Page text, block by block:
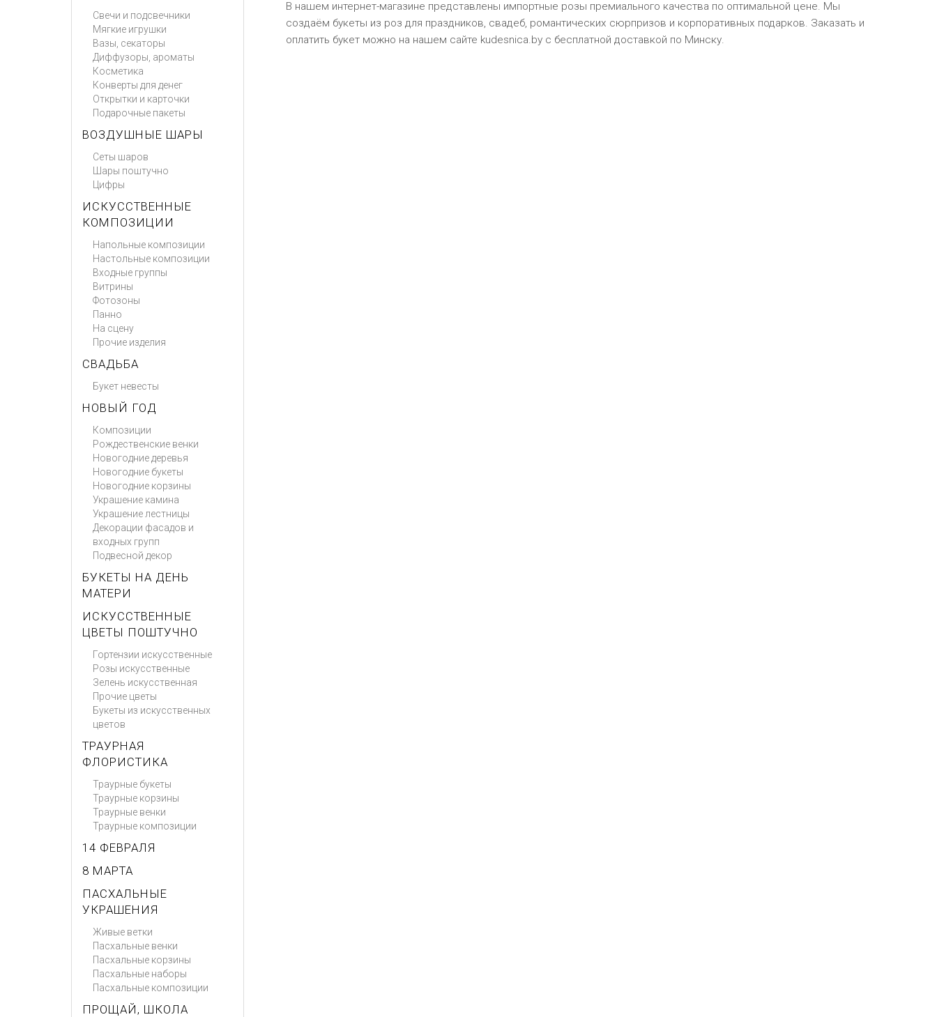
Свечи и подсвечники
Мягкие игрушки
Вазы, секаторы
Диффузоры, ароматы
Косметика
Конверты для денег
Открытки и карточки
Подарочные пакеты
ВОЗДУШНЫЕ ШАРЫ
Сеты шаров
Шары поштучно
Цифры
ИСКУССТВЕННЫЕ
КОМПОЗИЦИИ
Напольные композиции
Настольные композиции
Входные группы
Витрины
Фотозоны
Панно
На сцену
Прочие изделия
СВАДЬБА
Букет невесты
НОВЫЙ ГОД
Композиции
Рождественские венки
Новогодние деревья
Новогодние букеты
Новогодние корзины
Украшение камина
Украшение лестницы
Декорации фасадов и
входных групп
Подвесной декор
БУКЕТЫ НА ДЕНЬ
МАТЕРИ
ИСКУССТВЕННЫЕ
ЦВЕТЫ ПОШТУЧНО
Гортензии искусственные
Розы искусственные
Зелень искусственная
Прочие цветы
Букеты из искусственных
цветов
ТРАУРНАЯ
ФЛОРИСТИКА
Траурные букеты
Траурные корзины
Траурные венки
Траурные композиции
14 ФЕВРАЛЯ
8 МАРТА
ПАСХАЛЬНЫЕ
УКРАШЕНИЯ
Живые ветки
Пасхальные венки
Пасхальные корзины
Пасхальные наборы
Пасхальные композиции
ПРОЩАЙ, ШКОЛА
В нашем интернет-магазине представлены импортные розы премиального качества по оптимальной цене. Мы
создаём букеты из роз для праздников, свадеб, романтических сюрпризов и корпоративных подарков. Заказать и
оплатить букет можно на нашем сайте kudesnica.by c бесплатной доставкой по Минску.